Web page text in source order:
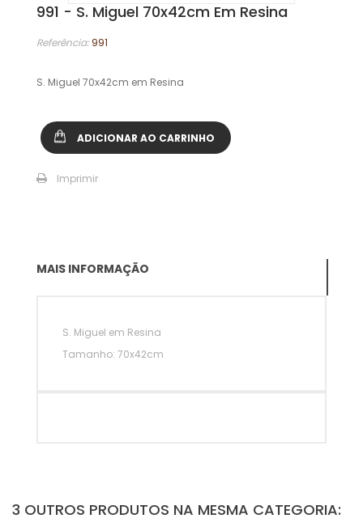
991 - S. Miguel 70x42cm Em Resina
Referência: 991
S. Miguel 70x42cm em Resina
ADICIONAR AO CARRINHO
Imprimir
MAIS INFORMAÇÃO
S. Miguel em Resina
Tamanho: 70x42cm
3 OUTROS PRODUTOS NA MESMA CATEGORIA: